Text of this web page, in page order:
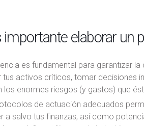
importante elaborar un
es fundamental para garantizar
tus activos críticos, tomar decisiones
los enormes riesgos (y gastos) que
de actuación adecuados
a salvo tus finanzas, así como